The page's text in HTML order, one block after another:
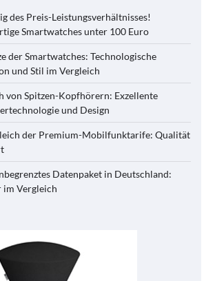
des Preis-Leistungsverhältnisses!
Smartwatches unter 100 Euro
der Smartwatches: Technologische
und Stil im Vergleich
von Spitzen-Kopfhörern: Exzellente
und Design
der Premium-Mobilfunktarife: Qualität
Datenpaket in Deutschland:
im Vergleich